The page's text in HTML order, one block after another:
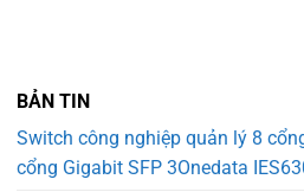
BẢN TIN
Switch công nghiệp quản lý 8
cổng Gigabit SFP 3Onedata